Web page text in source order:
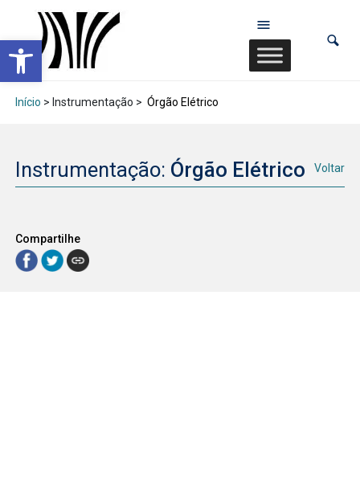
Abrir a barra de ferramentas
Início > Instrumentação > Órgão Elétrico
Instrumentação: Órgão Elétrico Voltar
Compartilhe